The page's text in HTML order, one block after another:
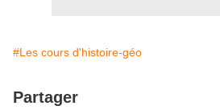
#Les cours d'histoire-géo
Partager